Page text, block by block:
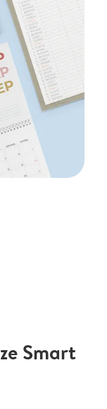
Smart